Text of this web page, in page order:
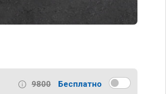
9800 Бесплатно